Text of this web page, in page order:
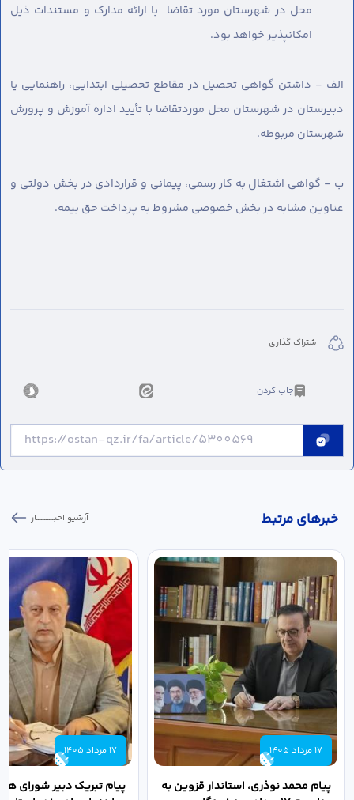
محل در شهرستان مورد تقاضا با ارائه مدارک و مستندات ذیل
امکانپذیر خواهد بود.
الف - داشتن گواهی تحصیل در مقاطع تحصیلی ابتدایی، راهنمایی یا
دبیرستان در شهرستان محل موردتقاضا با تأیید اداره آموزش و پرورش
شهرستان مربوطه.
ب - گواهی اشتغال به کار رسمی، پیمانی و قراردادی در بخش دولتی و
عناوین مشابه در بخش خصوصی مشروط به پرداخت حق بیمه.
اشتراک گذاری
چاپ کردن
خبر‌های مرتبط آرشیو اخبـــــــــــار
17 مرداد 1405
پیام محمد نوذری، استاندار قزوین به
17 مرداد 1405
پیام تبریک دبیر شورای